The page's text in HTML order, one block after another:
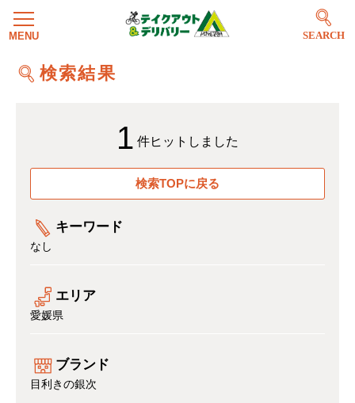
SEARCH
検索結果
1 件ヒットしました
検索TOPに戻る
キーワード
なし
エリア
愛媛県
ブランド
目利きの銀次